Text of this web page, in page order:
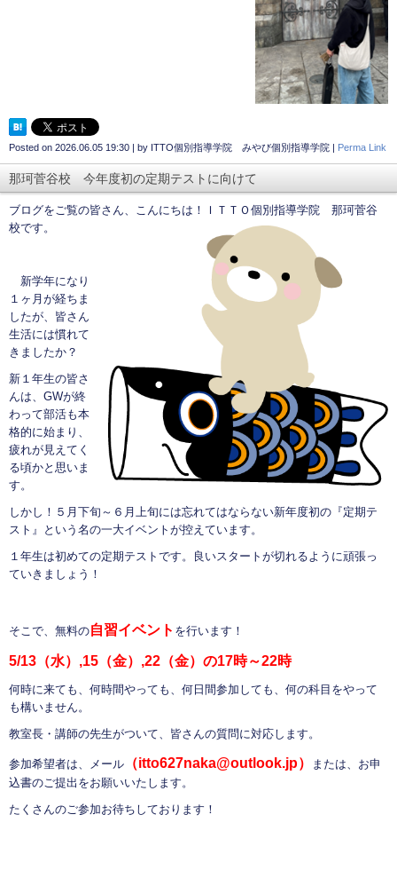
Posted on 2026.06.05 19:30 by ITTO個別指導学院 みやび個別指導学院 Perma Link
那珂菅谷校 今年度初の定期テストに向けて
ブログをご覧の皆さん、こんにちは！ＩＴＴＯ個別指導学院 那珂菅谷
校です。
新学年になり
１ヶ月が経ちま
したが、皆さん
生活には慣れて
きましたか？
新１年生の皆さ
んは、GWが終
わって部活も本
格的に始まり、
疲れが見えてく
る頃かと思いま
す。
しかし！５月下旬～６月上旬には忘れてはならない新年度初の『定期テ
スト』という名の一大イベントが控えています。
１年生は初めての定期テストです。良いスタートが切れるように頑張っ
ていきましょう！
そこで、無料の自習イベント を行います！
5/13（水）,15（金）,22（金）の17時～22時
何時に来ても、何時間やっても、何日間参加しても、何の科目をやって
も構いません。
教室長・講師の先生がついて、皆さんの質問に対応します。
参加希望者は、メール （itto627naka@outlook.jp）
または、お申
込書のご提出をお願いいたします。
たくさんのご参加お待ちしております！